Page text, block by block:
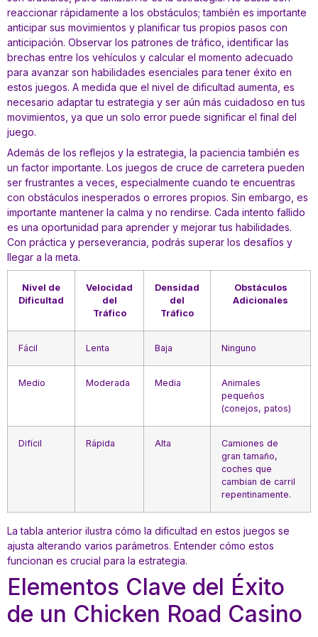
reaccionar rápidamente a los obstáculos; también es importante
anticipar sus movimientos y planificar tus propios pasos con
anticipación. Observar los patrones de tráfico, identificar las
brechas entre los vehículos y calcular el momento adecuado
para avanzar son habilidades esenciales para tener éxito en
estos juegos. A medida que el nivel de dificultad aumenta, es
necesario adaptar tu estrategia y ser aún más cuidadoso en tus
movimientos, ya que un solo error puede significar el final del
juego.
Además de los reflejos y la estrategia, la paciencia también es
un factor importante. Los juegos de cruce de carretera pueden
ser frustrantes a veces, especialmente cuando te encuentras
con obstáculos inesperados o errores propios. Sin embargo, es
importante mantener la calma y no rendirse. Cada intento fallido
es una oportunidad para aprender y mejorar tus habilidades.
Con práctica y perseverancia, podrás superar los desafíos y
llegar a la meta.
Nivel de
Dificultad
Velocidad
del
Tráfico
Densidad
del
Tráfico
Obstáculos
Adicionales
Fácil Lenta Baja Ninguno
Medio Moderada Media
Animales
pequeños
(conejos, patos)
Difícil Rápida Alta
Camiones de
gran tamaño,
coches que
cambian de carril
repentinamente.
La tabla anterior ilustra cómo la dificultad en estos juegos se
ajusta alterando varios parámetros. Entender cómo estos
funcionan es crucial para la estrategia.
Elementos Clave del Éxito
de un Chicken Road Casino